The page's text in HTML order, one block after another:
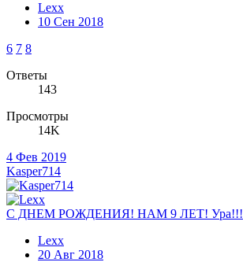
Lexx
10 Сен 2018
6 7 8
Ответы
143
Просмотры
14K
4 Фев 2019
Kasper714
С ДНЕМ РОЖДЕНИЯ! НАМ 9 ЛЕТ! Ура!!!
Lexx
20 Авг 2018